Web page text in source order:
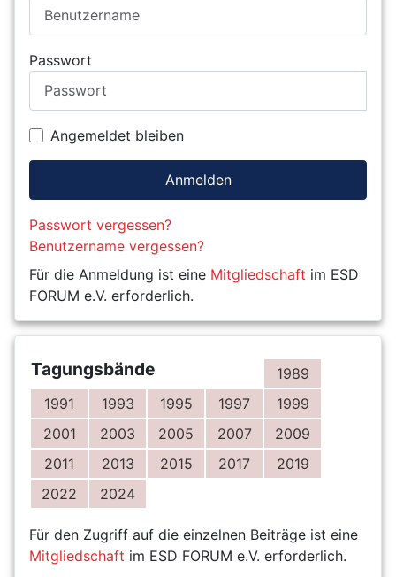
Passwort
Angemeldet bleiben
Anmelden
Passwort vergessen?
Benutzername vergessen?
Für die Anmeldung ist eine Mitgliedschaft im ESD
FORUM e.V. erforderlich.
Tagungsbände
1989
1991
1993 1995 1997
1999
2001
2003 2005 2007
2009
2011
2013 2015 2017
2019
2022
2024
Für den Zugriff auf die einzelnen Beiträge ist eine
Mitgliedschaft im ESD FORUM e.V. erforderlich.